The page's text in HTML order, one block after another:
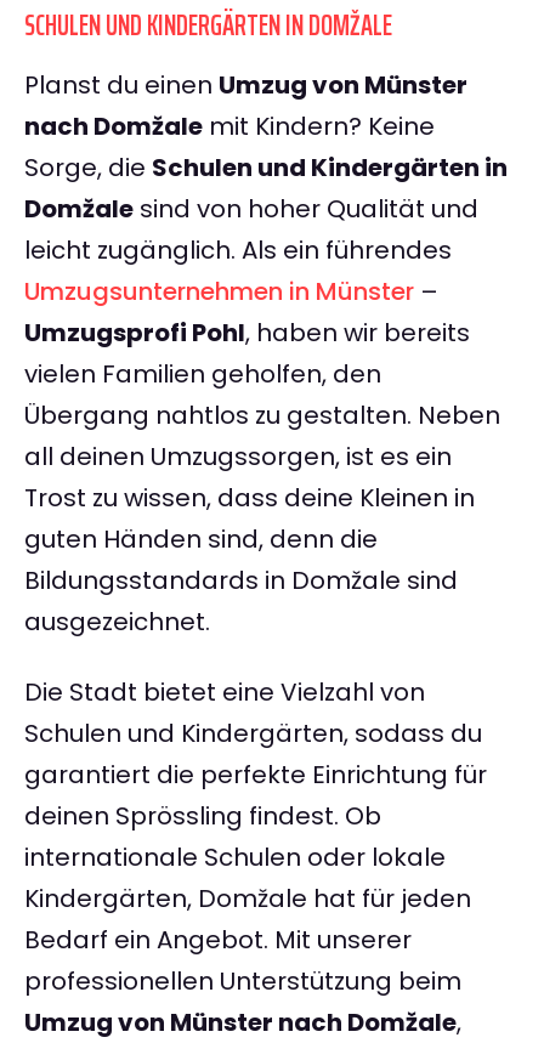
SCHULEN UND KINDERGÄRTEN IN DOMŽALE
Planst du einen Umzug von Münster
nach Domžale mit Kindern? Keine
Sorge, die Schulen und Kindergärten in
Domžale sind von hoher Qualität und
leicht zugänglich. Als ein führendes
Umzugsunternehmen in Münster –
Umzugsprofi Pohl, haben wir bereits
vielen Familien geholfen, den
Übergang nahtlos zu gestalten. Neben
all deinen Umzugssorgen, ist es ein
Trost zu wissen, dass deine Kleinen in
guten Händen sind, denn die
Bildungsstandards in Domžale sind
ausgezeichnet.
Die Stadt bietet eine Vielzahl von
Schulen und Kindergärten, sodass du
garantiert die perfekte Einrichtung für
deinen Sprössling findest. Ob
internationale Schulen oder lokale
Kindergärten, Domžale hat für jeden
Bedarf ein Angebot. Mit unserer
professionellen Unterstützung beim
Umzug von Münster nach Domžale,